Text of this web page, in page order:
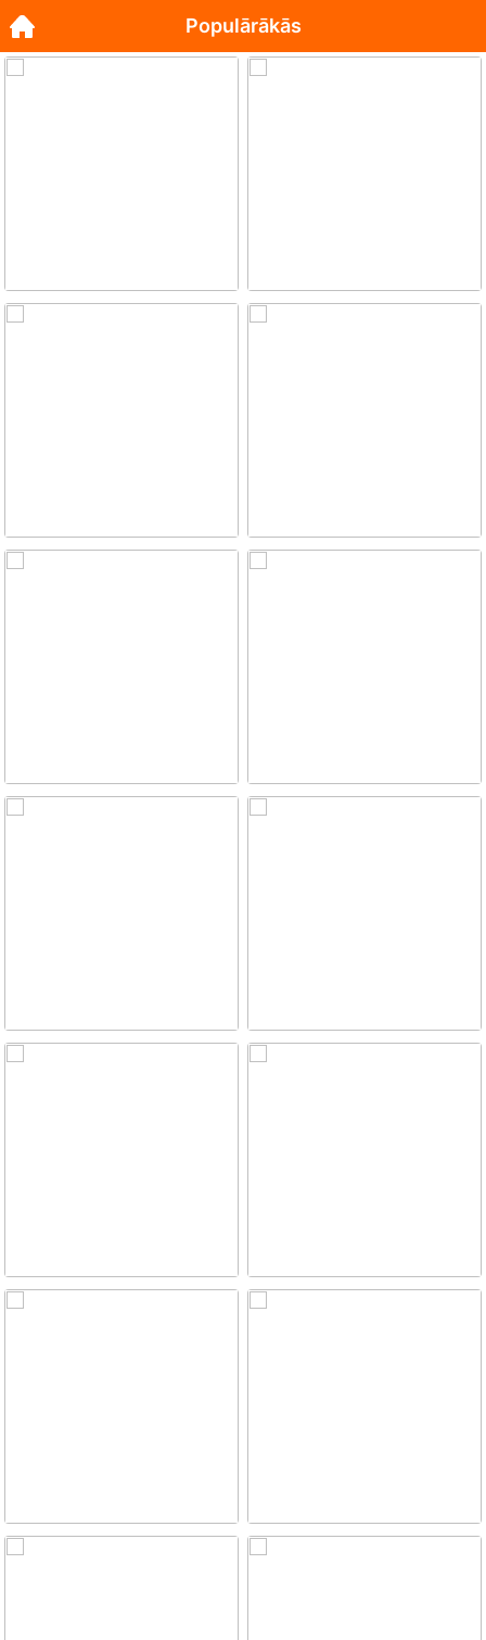
Populārākās